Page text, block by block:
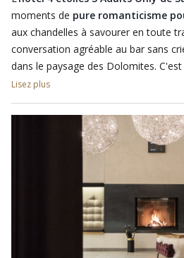
au cours de l'année.
moments de pure romanticisme
aux chandelles à savourer en toute
conversation agréable au bar sans
dans le paysage des Dolomites.
pour célébrer un anniversaire ou un
L’hôtel propose une série de
spéciaux pour rendrevotre vacance
des excursions magiques en bateau
Braies, des promenades en calèche
déjeuner pour deux aux sources de
fleurs dans la chambre.
Lisez plus